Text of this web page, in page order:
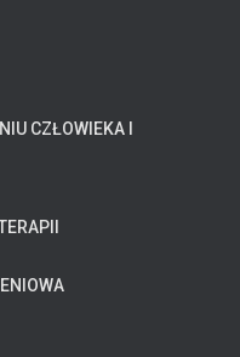
CZŁOWIEKA I